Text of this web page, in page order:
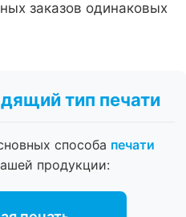
заказов одинаковых
тип печати
способа печати
продукции: